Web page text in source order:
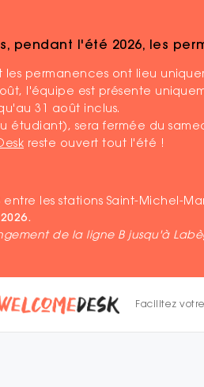
pendant l'été 2026, les
les permanences ont lieu
l'équipe est présente
31 août inclus.
étudiant), sera fermée du
reste ouvert tout l'été !
les stations Saint-Michel-
de la ligne B jusqu'à
Facilitez
citoyen à Paris : une immersion au